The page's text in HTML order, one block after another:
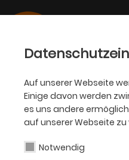
Auf unserer Webseite
Einige davon werden
es uns andere
auf unserer Webseite zu
Notwendig
OPER
Annika